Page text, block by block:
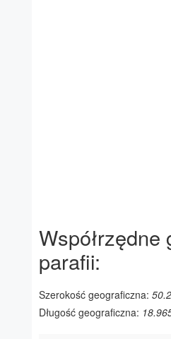
Współrzędne
parafii:
Szerokość geograficzna:
Długość geograficzna: